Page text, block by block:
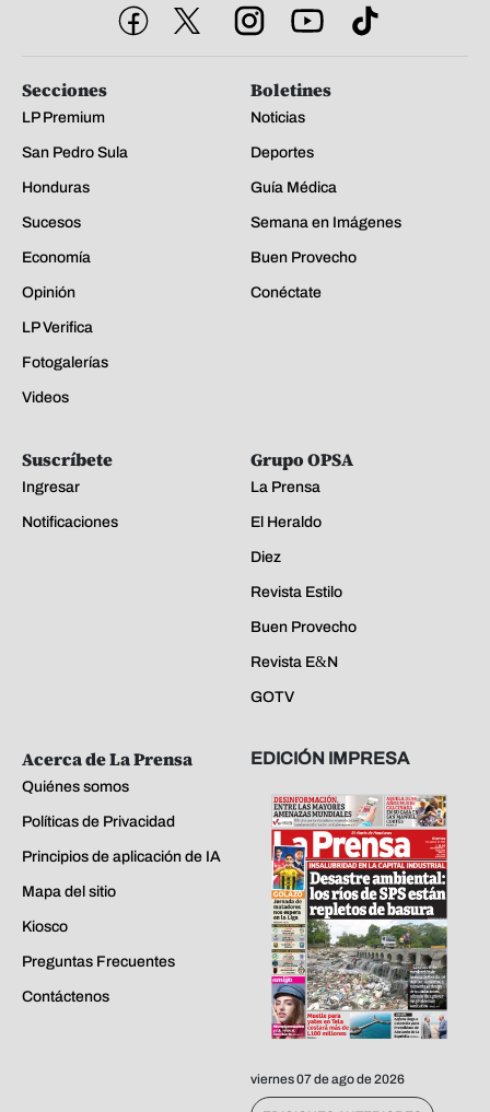
Secciones
LP Premium
San Pedro Sula
Honduras
Sucesos
Economía
Opinión
LP Verifica
Fotogalerías
Videos
Boletines
Noticias
Deportes
Guía Médica
Semana en Imágenes
Buen Provecho
Conéctate
Suscríbete
Ingresar
Notificaciones
Grupo OPSA
La Prensa
El Heraldo
Diez
Revista Estilo
Buen Provecho
Revista E&N
GOTV
Acerca de La Prensa
Quiénes somos
Políticas de Privacidad
Principios de aplicación de IA
Mapa del sitio
Kiosco
Preguntas Frecuentes
Contáctenos
EDICIÓN IMPRESA
viernes 07 de ago de 2026